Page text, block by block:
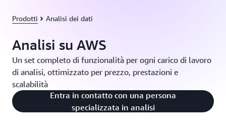
Prodotti Analisi dei dati
Analisi su AWS
Un set completo di funzionalità per ogni carico di lavoro
di analisi, ottimizzato per prezzo, prestazioni e
scalabilità
Entra in contatto con una persona
specializzata in analisi